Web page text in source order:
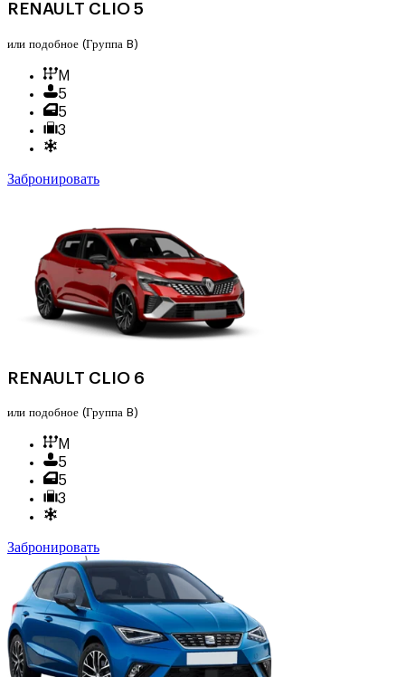
RENAULT CLIO 5
или подобное (Группа B)
M
5
5
3
Забронировать
RENAULT CLIO 6
или подобное (Группа B)
M
5
5
3
Забронировать